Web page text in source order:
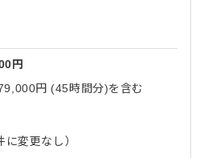
円
円 (45時間分)を含む
変更なし）